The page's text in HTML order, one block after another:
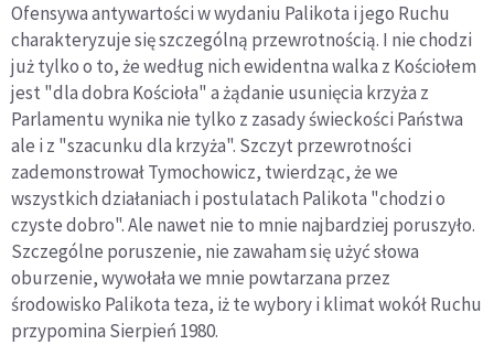
Ofensywa antywartości w wydaniu Palikota i jego Ruchu
charakteryzuje się szczególną przewrotnością. I nie chodzi
już tylko o to, że według nich ewidentna walka z Kościołem
jest "dla dobra Kościoła" a żądanie usunięcia krzyża z
Parlamentu wynika nie tylko z zasady świeckości Państwa
ale i z "szacunku dla krzyża". Szczyt przewrotności
zademonstrował Tymochowicz, twierdząc, że we
wszystkich działaniach i postulatach Palikota "chodzi o
czyste dobro". Ale nawet nie to mnie najbardziej poruszyło.
Szczególne poruszenie, nie zawaham się użyć słowa
oburzenie, wywołała we mnie powtarzana przez
środowisko Palikota teza, iż te wybory i klimat wokół Ruchu
przypomina Sierpień 1980.